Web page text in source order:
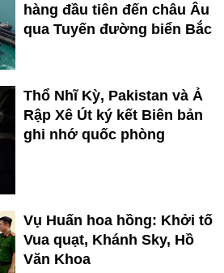
hàng đầu tiên đến châu Âu
qua Tuyến đường biển Bắc
Thổ Nhĩ Kỳ, Pakistan và Ả
Rập Xê Út ký kết Biên bản
ghi nhớ quốc phòng
Vụ Huấn hoa hồng: Khởi tố
Vua quạt, Khánh Sky, Hồ
Văn Khoa